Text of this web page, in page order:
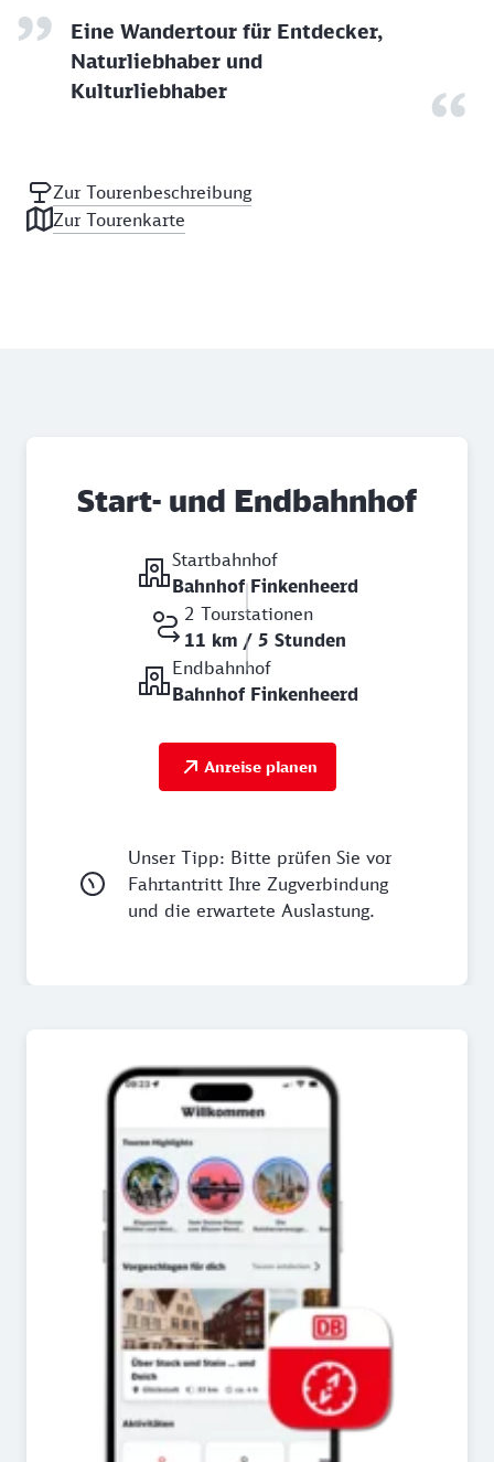
Eine Wandertour für Entdecker,
Naturliebhaber und
Kulturliebhaber
Zur Tourenbeschreibung
Zur Tourenkarte
Start- und Endbahnhof
Startbahnhof
Bahnhof Finkenheerd
2 Tourstationen
11 km / 5 Stunden
Endbahnhof
Bahnhof Finkenheerd
Anreise planen
Unser Tipp: Bitte prüfen Sie vor
Fahrtantritt Ihre Zugverbindung
und die erwartete Auslastung.